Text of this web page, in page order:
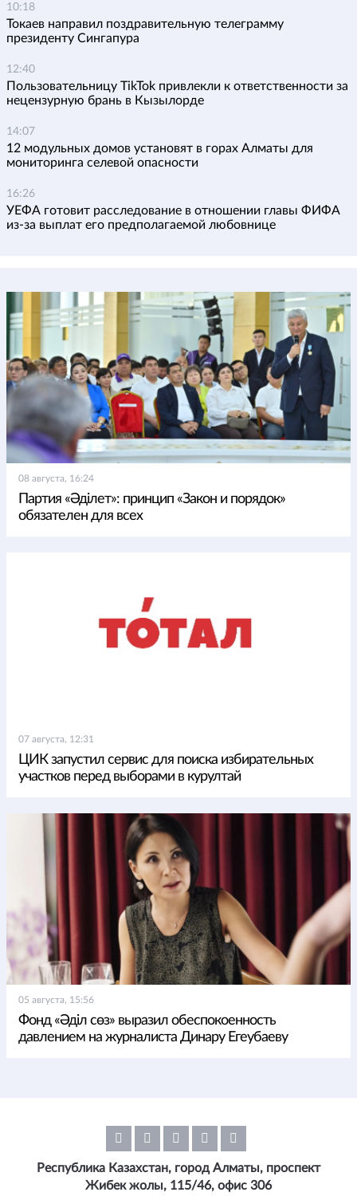
10:18
Токаев направил поздравительную телеграмму
президенту Сингапура
12:40
Пользовательницу TikTok привлекли к ответственности за
нецензурную брань в Кызылорде
14:07
12 модульных домов установят в горах Алматы для
мониторинга селевой опасности
16:26
УЕФА готовит расследование в отношении главы ФИФА
из-за выплат его предполагаемой любовнице
08 августа, 16:24
Партия «Әділет»: принцип «Закон и порядок»
обязателен для всех
07 августа, 12:31
ЦИК запустил сервис для поиска избирательных
участков перед выборами в курултай
05 августа, 15:56
Фонд «Әділ сөз» выразил обеспокоенность
давлением на журналиста Динару Егеубаеву
Республика Казахстан, город Алматы, проспект
Жибек жолы, 115/46, офис 306